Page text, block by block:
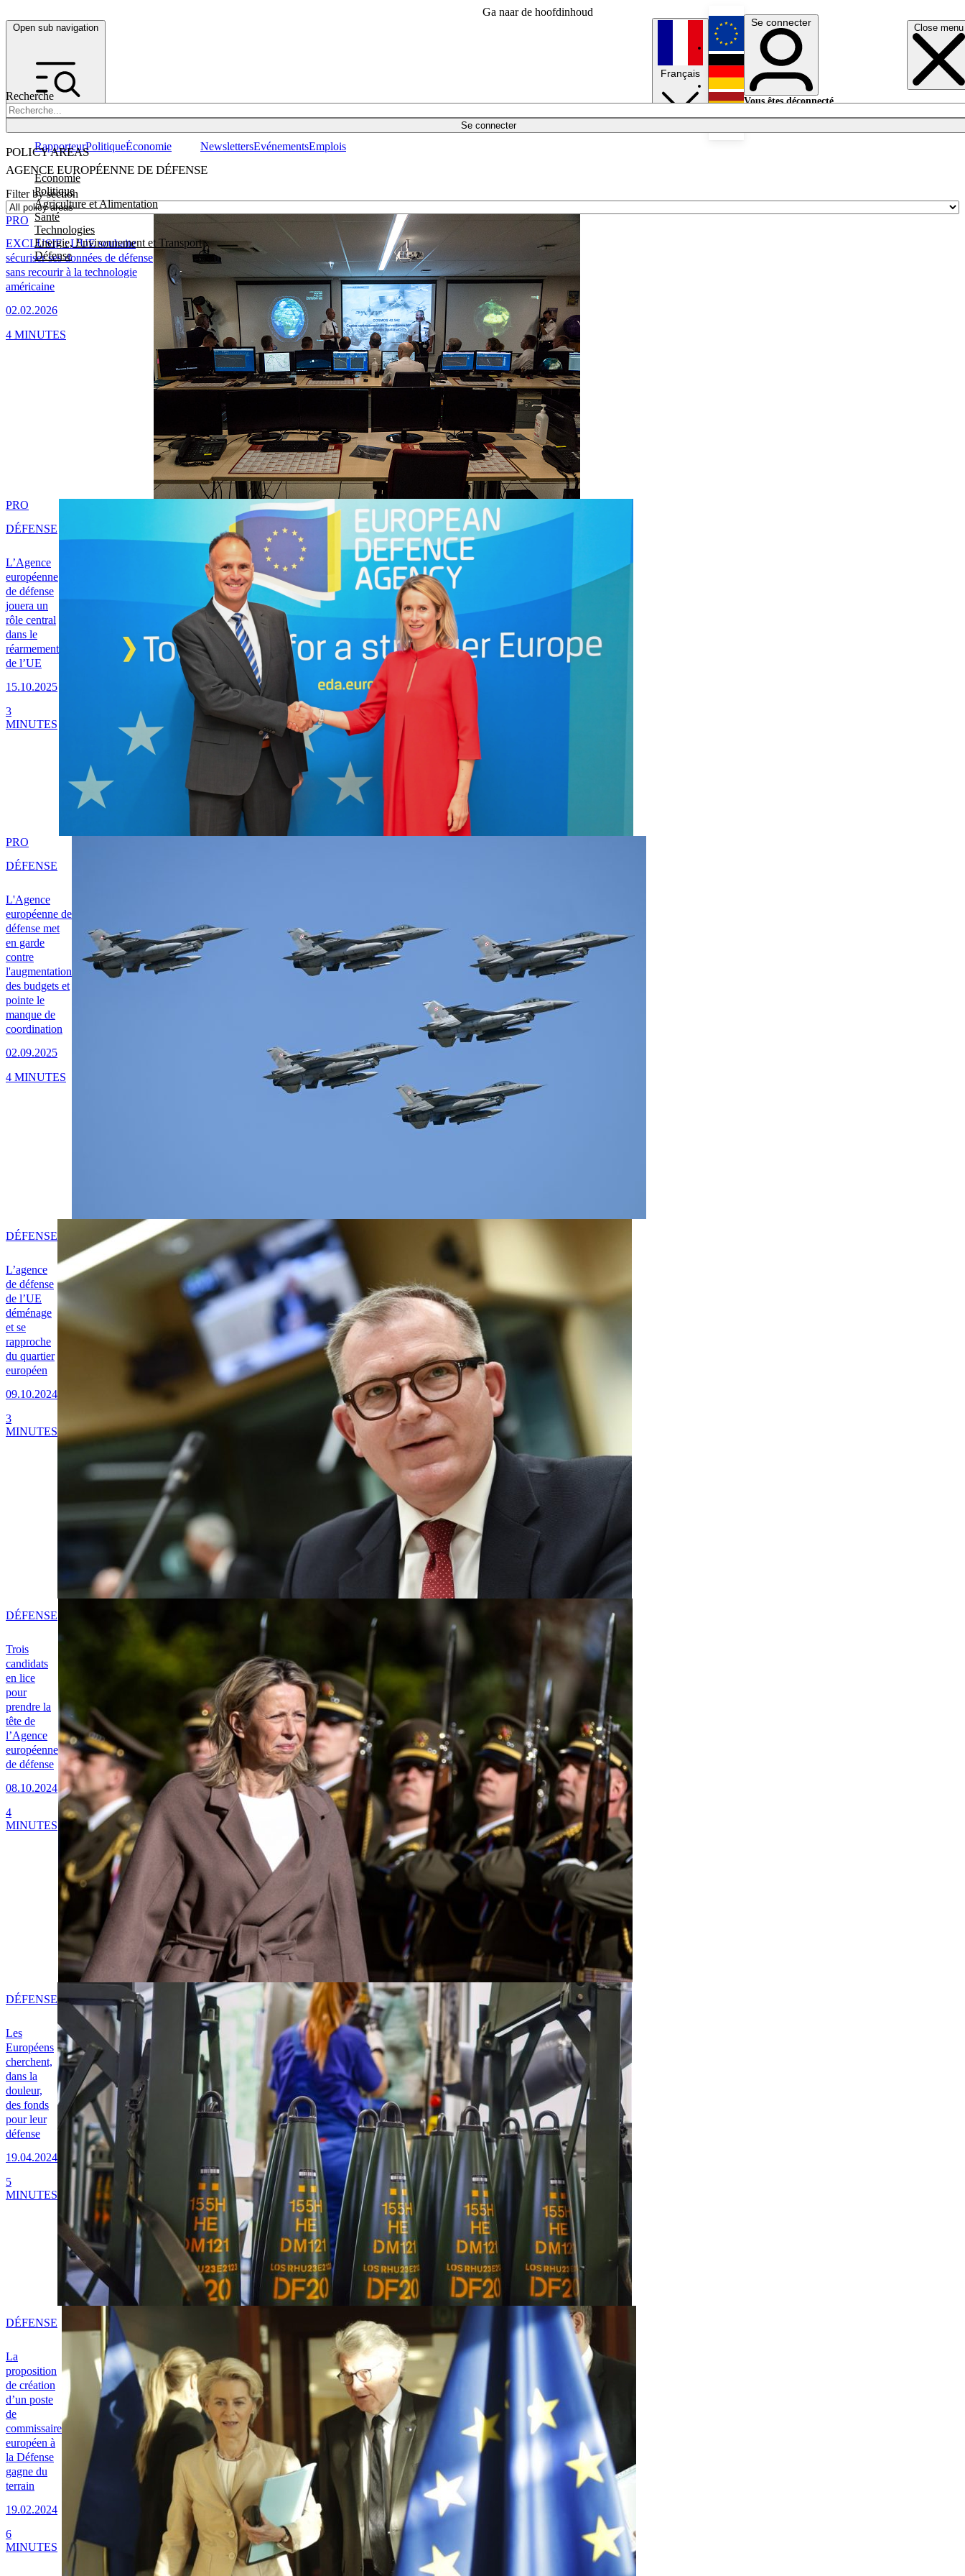
Ga naar de hoofdinhoud
Open sub navigation Close menu
Recherche
Se connecter
POLICY AREAS
Economie
Politique
Agriculture et Alimentation
Santé
Technologies
Energie, Environnement et Transport
Défense
RapporteurPolitiqueÉconomie NewslettersEvénementsEmplois
Français
English
Deutsch
Se connecter
Vous êtes déconnecté.
AGENCE EUROPÉENNE DE DÉFENSE
Filter by section
EXCLUSIF : L'UE souhaite
sécuriser ses données de défense
sans recourir à la technologie
américaine
02.02.2026
PRO
4 MINUTES
L’Agence
européenne
de défense
jouera un
rôle central
dans le
réarmement
de l’UE
15.10.2025
PRO
DÉFENSE
3
MINUTES
L'Agence
européenne de
défense met
en garde
contre
l'augmentation
des budgets et
pointe le
manque de
coordination
02.09.2025
PRO
DÉFENSE
4 MINUTES
L’agence
de défense
de l’UE
déménage
et se
rapproche
du quartier
européen
09.10.2024
DÉFENSE
3
MINUTES
Trois
candidats
en lice
pour
prendre la
tête de
l’Agence
européenne
de défense
08.10.2024
DÉFENSE
4
MINUTES
Les
Européens
cherchent,
dans la
douleur,
des fonds
pour leur
défense
19.04.2024
DÉFENSE
5
MINUTES
La
proposition
de création
d’un poste
de
commissaire
européen à
la Défense
gagne du
terrain
19.02.2024
DÉFENSE
6
MINUTES